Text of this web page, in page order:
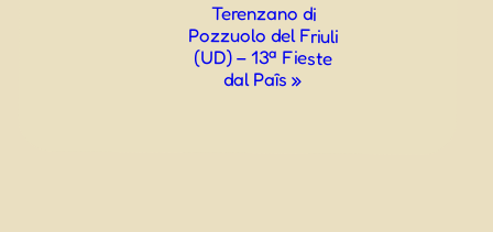
Terenzano di
Pozzuolo del Friuli
(UD) – 13ª Fieste
dal Paîs»